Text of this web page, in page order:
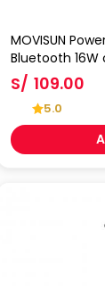
MOVISUN
Bluetooth 16W
Luces LED,
USB/TF
S/ 109.00
5.0